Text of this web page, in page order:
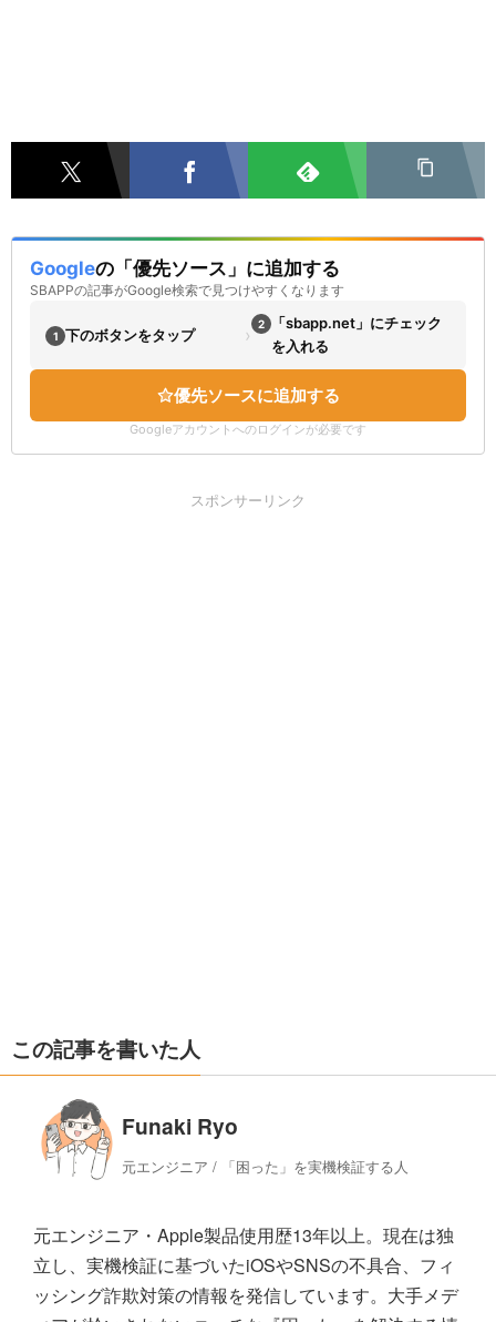
Googleの「優先ソース」に追加する
SBAPPの記事がGoogle検索で見つけやすくなります
1 下のボタンをタップ › 2
「sbapp.net」にチェック
を入れる
優先ソースに追加する
Googleアカウントへのログインが必要です
スポンサーリンク
この記事を書いた人
Funaki Ryo
元エンジニア / 「困った」を実機検証する人
元エンジニア・Apple製品使用歴13年以上。現在は独
立し、実機検証に基づいたiOSやSNSの不具合、フィ
ッシング詐欺対策の情報を発信しています。大手メデ